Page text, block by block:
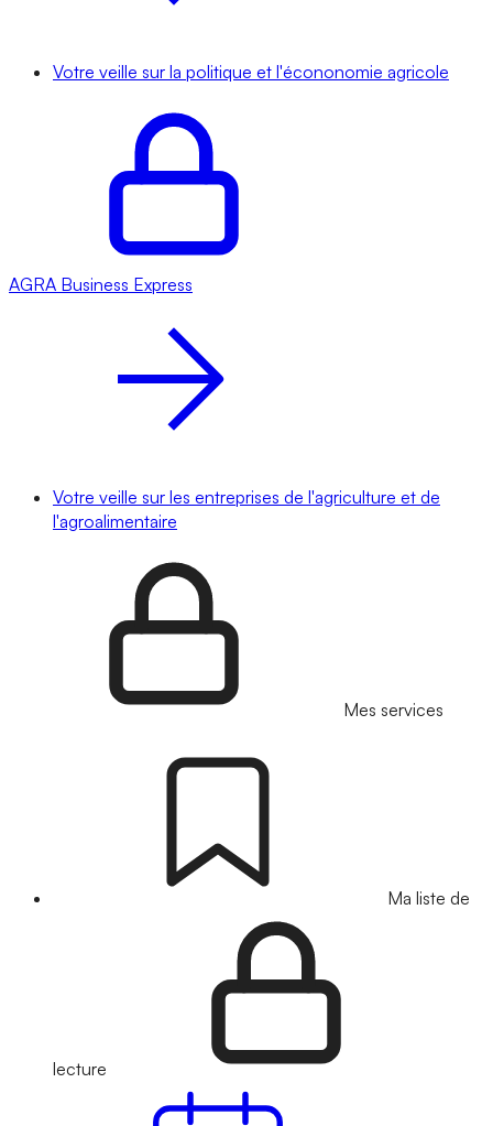
Votre veille sur la politique et l'écononomie agricole
AGRA Business Express
Votre veille sur les entreprises de l'agriculture et de
l'agroalimentaire
Mes services
Ma liste de
lecture